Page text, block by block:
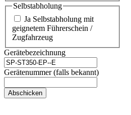
Selbstabholung
Ja Selbstabholung mit
geignetem Führerschein /
Zugfahrzeug
Gerätebezeichnung
Gerätenummer (falls bekannt)
Abschicken